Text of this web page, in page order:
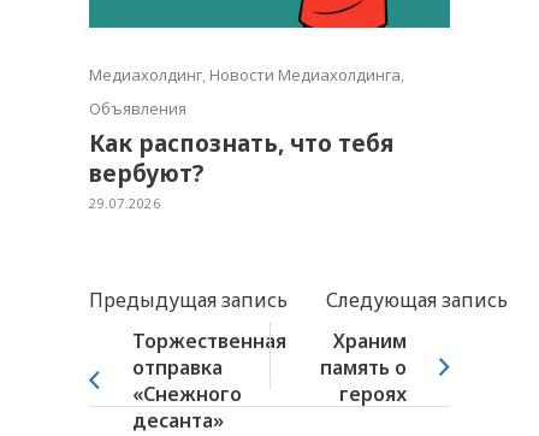
Медиахолдинг, Новости Медиахолдинга,
Объявления
Как распознать, что тебя
вербуют?
29.07.2026
Предыдущая запись
Следующая запись
Торжественная
отправка
«Снежного
десанта»
Храним
память о
героях